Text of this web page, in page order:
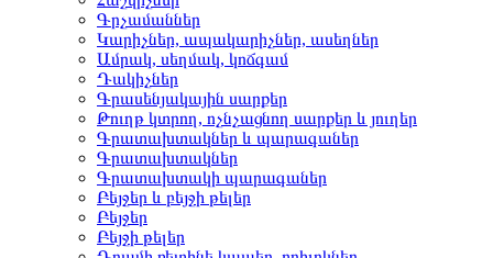
Գրչամաններ
Կարիչներ, ապակարիչներ, ասեղներ
Ամրակ, սեղմակ, կոճգամ
Դակիչներ
Գրասենյակային սարքեր
Թուղթ կտրող, ոչնչացնող սարքեր և յուղեր
Գրատախտակներ և պարագաներ
Գրատախտակներ
Գրատախտակի պարագաներ
Բեյջեր և բեյջի թելեր
Բեյջեր
Բեյջի թելեր